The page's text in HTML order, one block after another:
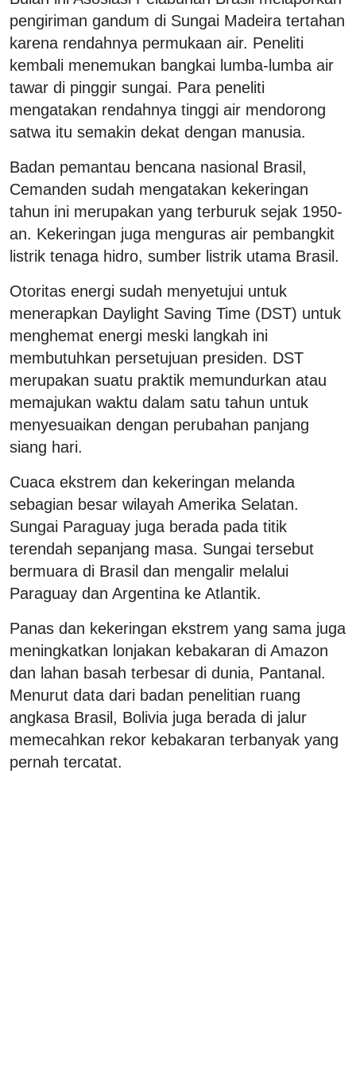
pengiriman gandum di Sungai Madeira tertahan
karena rendahnya permukaan air. Peneliti
kembali menemukan bangkai lumba-lumba air
tawar di pinggir sungai. Para peneliti
mengatakan rendahnya tinggi air mendorong
satwa itu semakin dekat dengan manusia.
Badan pemantau bencana nasional Brasil,
Cemanden sudah mengatakan kekeringan
tahun ini merupakan yang terburuk sejak 1950-
an. Kekeringan juga menguras air pembangkit
listrik tenaga hidro, sumber listrik utama Brasil.
Otoritas energi sudah menyetujui untuk
menerapkan Daylight Saving Time (DST) untuk
menghemat energi meski langkah ini
membutuhkan persetujuan presiden. DST
merupakan suatu praktik memundurkan atau
memajukan waktu dalam satu tahun untuk
menyesuaikan dengan perubahan panjang
siang hari.
Cuaca ekstrem dan kekeringan melanda
sebagian besar wilayah Amerika Selatan.
Sungai Paraguay juga berada pada titik
terendah sepanjang masa. Sungai tersebut
bermuara di Brasil dan mengalir melalui
Paraguay dan Argentina ke Atlantik.
Panas dan kekeringan ekstrem yang sama juga
meningkatkan lonjakan kebakaran di Amazon
dan lahan basah terbesar di dunia, Pantanal.
Menurut data dari badan penelitian ruang
angkasa Brasil, Bolivia juga berada di jalur
memecahkan rekor kebakaran terbanyak yang
pernah tercatat.